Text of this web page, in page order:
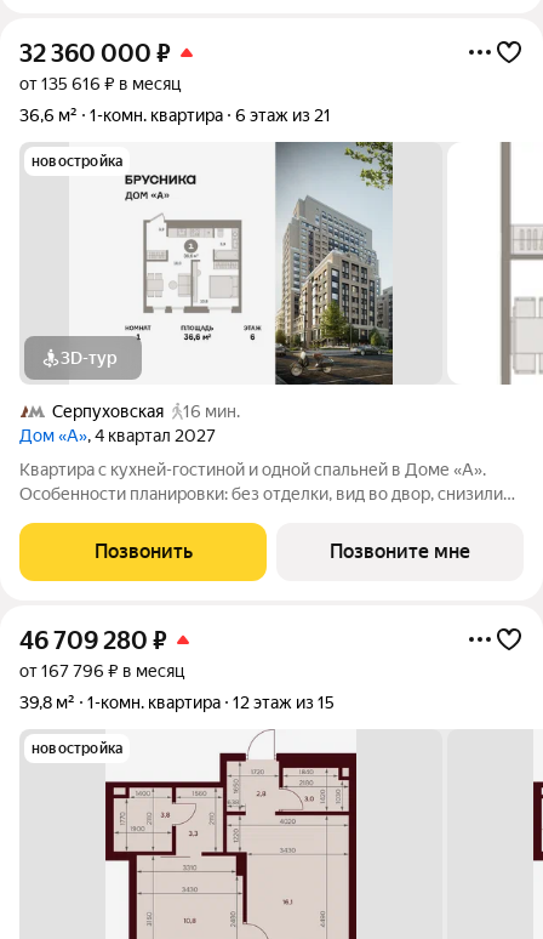
32 360 000 ₽
от 135 616 ₽ в месяц
36,6 м²
1-комн. квартира 6 этаж из 21
новостройка
3D-тур
Серпуховская
16 мин.
Дом «А», 4 квартал 2027
Квартира с кухней-гостиной и одной спальней в Доме «А».
Особенности планировки: без отделки, вид во двор, снизили
застройщика Брусника располагается на границе с ЦАО, рядом
с метро Павелецкая. В
Позвонить Позвоните мне
46 709 280 ₽
от 167 796 ₽ в месяц
39,8 м²
1-комн. квартира 12 этаж из 15
новостройка